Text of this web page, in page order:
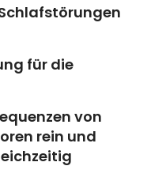
für die
von
rein und